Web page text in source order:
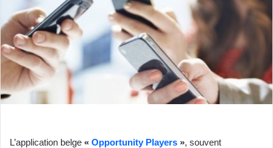
L’application belge « Opportunity Players », souvent